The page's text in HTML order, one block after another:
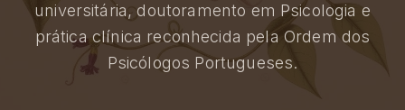
universitária, doutoramento em Psicologia e
prática clínica reconhecida pela Ordem dos
Psicólogos Portugueses.